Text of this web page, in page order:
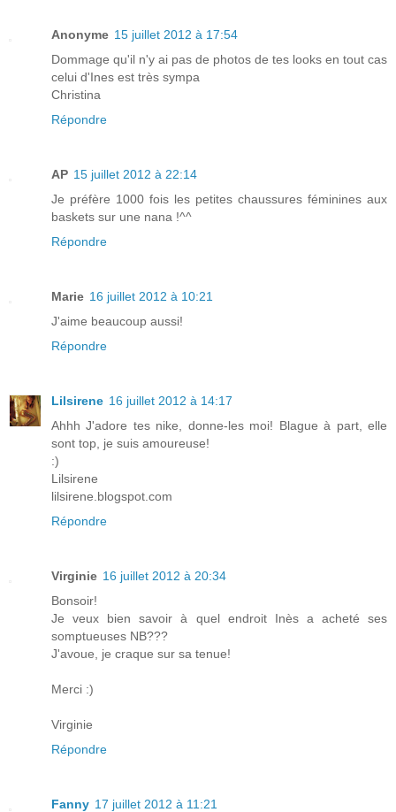
Anonyme 15 juillet 2012 à 17:54
Dommage qu'il n'y ai pas de photos de tes looks en tout cas
celui d'Ines est très sympa
Christina
Répondre
AP 15 juillet 2012 à 22:14
Je préfère 1000 fois les petites chaussures féminines aux
baskets sur une nana !^^
Répondre
Marie 16 juillet 2012 à 10:21
J'aime beaucoup aussi!
Répondre
Lilsirene 16 juillet 2012 à 14:17
Ahhh J'adore tes nike, donne-les moi! Blague à part, elle
sont top, je suis amoureuse!
:)
Lilsirene
lilsirene.blogspot.com
Répondre
Virginie 16 juillet 2012 à 20:34
Bonsoir!
Je veux bien savoir à quel endroit Inès a acheté ses
somptueuses NB???
J'avoue, je craque sur sa tenue!
Merci :)
Virginie
Répondre
Fanny 17 juillet 2012 à 11:21